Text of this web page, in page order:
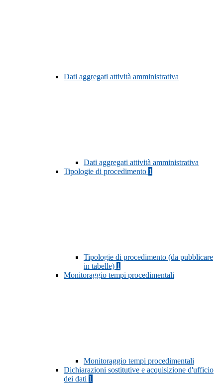
Dati aggregati attività amministrativa
Dati aggregati attività amministrativa
Tipologie di procedimento 1
Tipologie di procedimento (da pubblicare
in tabelle) 1
Monitoraggio tempi procedimentali
Monitoraggio tempi procedimentali
Dichiarazioni sostitutive e acquisizione d'ufficio
dei dati 1